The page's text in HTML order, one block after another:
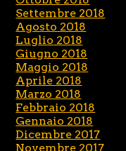
Settembre 2018
Agosto 2018
Luglio 2018
Giugno 2018
Maggio 2018
Aprile 2018
Marzo 2018
Febbraio 2018
Gennaio 2018
Dicembre 2017
Novembre 2017